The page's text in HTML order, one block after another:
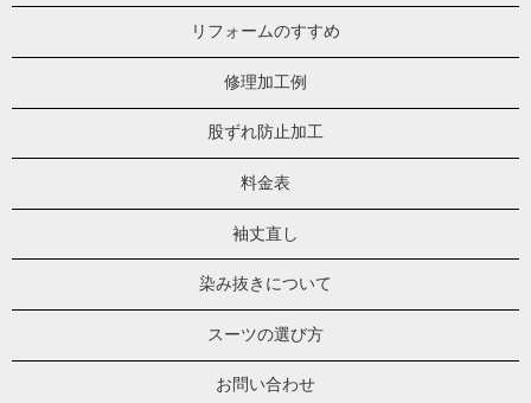
リフォームのすすめ
修理加工例
股ずれ防止加工
料金表
袖丈直し
染み抜きについて
スーツの選び方
お問い合わせ